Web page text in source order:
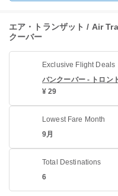
エア・トランザット / Air
クーバー
Exclusive Flight Deals
バンクーバー - トロン
¥ 29
Lowest Fare Month
9月
Total Destinations
6